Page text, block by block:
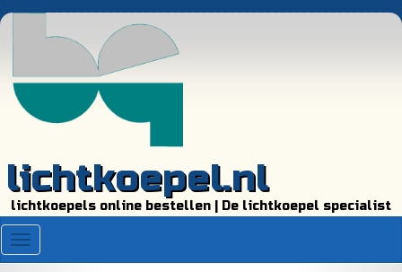
lichtkoepel.nl
lichtkoepels online bestellen | De lichtkoepel specialist
Menu